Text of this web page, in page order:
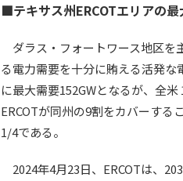
■テキサス州ERCOTエリアの
ダラス・フォートワース地区を
る電力需要を十分に賄える活発な
に最大需要152GWとなるが、全
ERCOTが同州の9割をカバーする
1/4である。
2024年4月23日、ERCOTは、